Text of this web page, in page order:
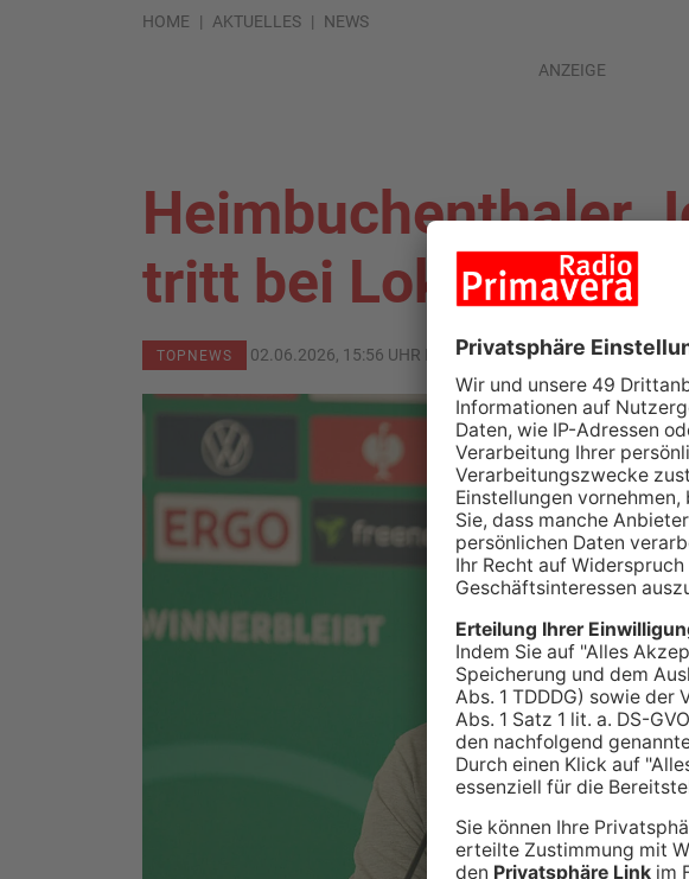
HOME AKTUELLES NEWS
ANZEIGE
Heimbuchenthaler
tritt bei Lok Leipzig
TOPNEWS 02.06.2026, 15:56 UHR IN KREIS MILTENBERG